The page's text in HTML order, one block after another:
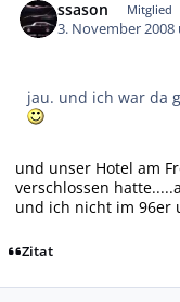
ssason Mitglied
3. November 2008
jau. und ich war da
und unser Hotel am
verschlossen
und ich nicht im 96er
Zitat